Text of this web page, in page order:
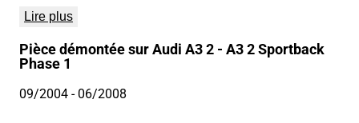
Lire plus
Pièce démontée sur Audi A3 2 - A3 2 Sportback
Phase 1
09/2004- 06/2008